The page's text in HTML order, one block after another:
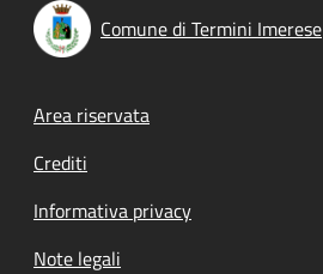
Comune di Termini Imerese
Footer menu
Area riservata
Crediti
Informativa privacy
Note legali